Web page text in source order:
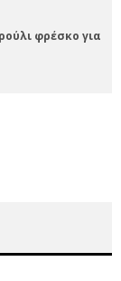
φρέσκο για